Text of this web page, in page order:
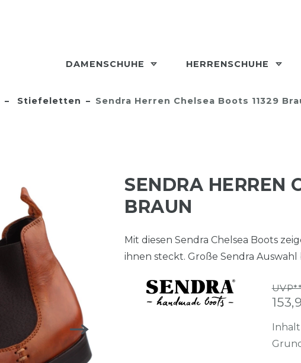
DAMENSCHUHE HERRENSCHUHE
Stiefeletten Sendra Herren Chelsea Boots 11329
SENDRA HERREN
BRAUN
Mit diesen Sendra Chelsea Boots
ihnen steckt. Große Sendra